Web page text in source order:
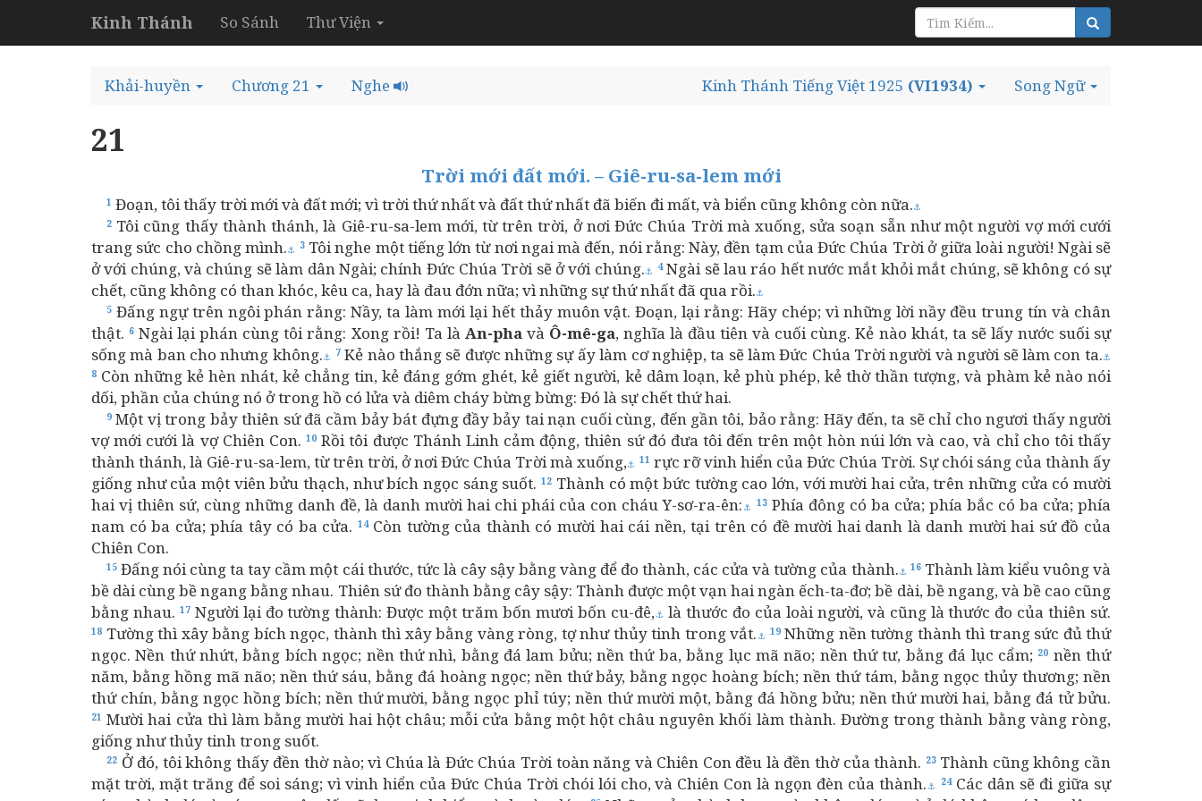
Kinh Thánh So Sánh Thư Viện
Khải-huyền Chương 21 Nghe Song Ngữ
Kinh Thánh Tiếng Việt 1925 (VI1934)
21
Trời mới đất mới. – Giê-ru-sa-lem mới
1 Đoạn, tôi thấy trời mới và đất mới; vì trời thứ nhất và đất thứ nhất đã biến đi mất, và biển cũng không còn nữa.⚓
2 Tôi cũng thấy thành thánh, là Giê-ru-sa-lem mới, từ trên trời, ở nơi Đức Chúa Trời mà xuống, sửa soạn sẵn như một người vợ mới cưới
trang sức cho chồng mình.⚓ 3Tôi nghe một tiếng lớn từ nơi ngai mà đến, nói rằng: Này, đền tạm của Đức Chúa Trời ở giữa loài người! Ngài sẽ
ở với chúng, và chúng sẽ làm dân Ngài; chính Đức Chúa Trời sẽ ở với chúng.⚓ 4Ngài sẽ lau ráo hết nước mắt khỏi mắt chúng, sẽ không có sự
chết, cũng không có than khóc, kêu ca, hay là đau đớn nữa; vì những sự thứ nhất đã qua rồi.⚓
5 Đấng ngự trên ngôi phán rằng: Nầy, ta làm mới lại hết thảy muôn vật. Đoạn, lại rằng: Hãy chép; vì những lời nầy đều trung tín và chân
thật. 6 Ngài lại phán cùng tôi rằng: Xong rồi! Ta là An-phavà Ô-mê-ga, nghĩa là đầu tiên và cuối cùng. Kẻ nào khát, ta sẽ lấy nước suối sự
sống mà ban cho nhưng không.⚓ 7Kẻ nào thắng sẽ được những sự ấy làm cơ nghiệp, ta sẽ làm Đức Chúa Trời người và người sẽ làm con ta.⚓
8 Còn những kẻ hèn nhát, kẻ chẳng tin, kẻ đáng gớm ghét, kẻ giết người, kẻ dâm loạn, kẻ phù phép, kẻ thờ thần tượng, và phàm kẻ nào nói
dối, phần của chúng nó ở trong hồ có lửa và diêm cháy bừng bừng: Đó là sự chết thứ hai.
9 Một vị trong bảy thiên sứ đã cầm bảy bát đựng đầy bảy tai nạn cuối cùng, đến gần tôi, bảo rằng: Hãy đến, ta sẽ chỉ cho ngươi thấy người
vợ mới cưới là vợ Chiên Con.10 Rồi tôi được Thánh Linh cảm động, thiên sứ đó đưa tôi đến trên một hòn núi lớn và cao, và chỉ cho tôi thấy
thành thánh, là Giê-ru-sa-lem, từ trên trời, ở nơi Đức Chúa Trời mà xuống,⚓ 11 rực rỡ vinh hiển của Đức Chúa Trời. Sự chói sáng của thành ấy
giống như của một viên bửu thạch, như bích ngọc sáng suốt.12 Thành có một bức tường cao lớn, với mười hai cửa, trên những cửa có mười
hai vị thiên sứ, cùng những danh đề, là danh mười hai chi phái của con cháu Y-sơ-ra-ên: ⚓ 13 Phía đông có ba cửa; phía bắc có ba cửa; phía
nam có ba cửa; phía tây có ba cửa. 14Còn tường của thành có mười hai cái nền, tại trên có đề mười hai danh là danh mười hai sứ đồ của
Chiên Con.
15 Đấng nói cùng ta tay cầm một cái thước, tức là cây sậy bằng vàng để đo thành, các cửa và tường của thành.⚓ 16Thành làm kiểu vuông và
bề dài cùng bề ngang bằng nhau. Thiên sứ đo thành bằng cây sậy: Thành được một vạn hai ngàn ếch-ta-đơ; bề dài, bề ngang, và bề cao cũng
bằng nhau. 17Người lại đo tường thành: Được một trăm bốn mươi bốn cu-đê,⚓ là thước đo của loài người, và cũng là thước đo của thiên sứ.
18 Tường thì xây bằng bích ngọc, thành thì xây bằng vàng ròng, tợ như thủy tinh trong vắt. ⚓ 19Những nền tường thành thì trang sức đủ thứ
ngọc. Nền thứ nhứt, bằng bích ngọc; nền thứ nhì, bằng đá lam bửu; nền thứ ba, bằng lục mã não; nền thứ tư, bằng đá lục cẩm; 20 nền thứ
năm, bằng hồng mã não; nền thứ sáu, bằng đá hoàng ngọc; nền thứ bảy, bằng ngọc hoàng bích; nền thứ tám, bằng ngọc thủy thương; nền
thứ chín, bằng ngọc hồng bích; nền thứ mười, bằng ngọc phỉ túy; nền thứ mười một, bằng đá hồng bửu; nền thứ mười hai, bằng đá tử bửu.
21 Mười hai cửa thì làm bằng mười hai hột châu; mỗi cửa bằng một hột châu nguyên khối làm thành. Đường trong thành bằng vàng ròng,
giống như thủy tinh trong suốt.
22 Ở đó, tôi không thấy đền thờ nào; vì Chúa là Đức Chúa Trời toàn năng và Chiên Con đều là đền thờ của thành. 23Thành cũng không cần
mặt trời, mặt trăng để soi sáng; vì vinh hiển của Đức Chúa Trời chói lói cho, và Chiên Con là ngọn đèn của thành. ⚓ 24Các dân sẽ đi giữa sự